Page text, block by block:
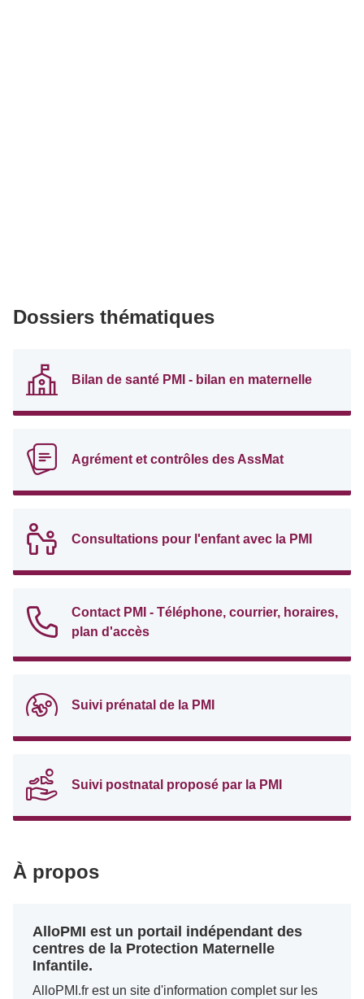
Dossiers thématiques
Bilan de santé PMI - bilan en maternelle
Agrément et contrôles des AssMat
Consultations pour l'enfant avec la PMI
Contact PMI - Téléphone, courrier, horaires,
plan d'accès
Suivi prénatal de la PMI
Suivi postnatal proposé par la PMI
À propos
AlloPMI est un portail indépendant des
centres de la Protection Maternelle
Infantile.
AlloPMI.fr est un site d'information complet sur les